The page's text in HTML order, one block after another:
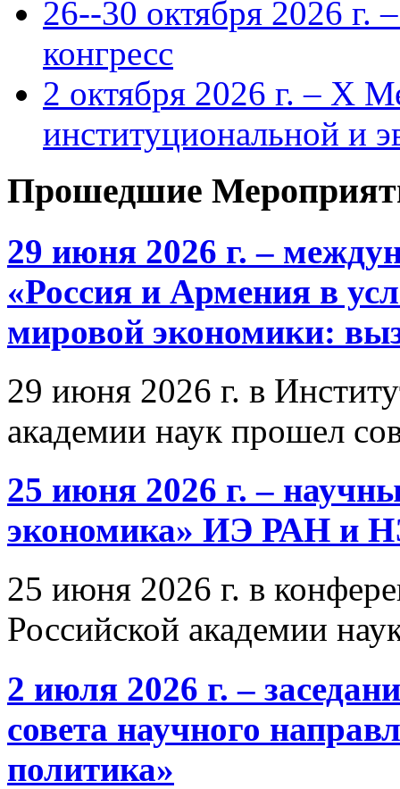
26--30 октября 2026 г.
конгресс
2 октября 2026 г. – X
институциональной и
Прошедшие
29 июня 2026 г. –
«Россия и Армения в
мировой экономики:
29 июня 2026 г. в
академии наук прошел
25 июня 2026 г. –
экономика» ИЭ РАН и
25 июня 2026 г. в
Российской академии
2 июля 2026 г. –
совета научного
политика»